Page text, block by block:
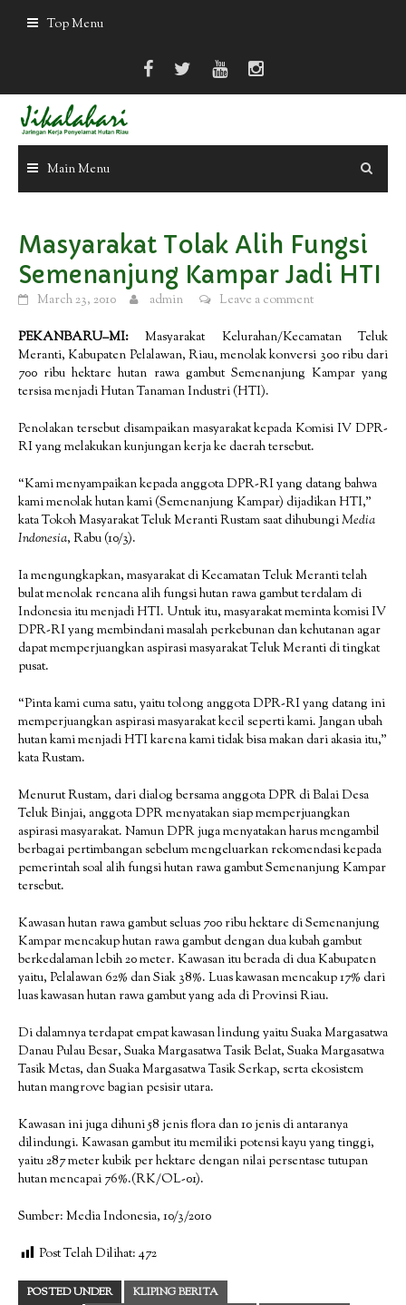
Top Menu
Main Menu
Masyarakat Tolak Alih Fungsi
Semenanjung Kampar Jadi HTI
March 23, 2010 admin Leave a comment
PEKANBARU–MI: Masyarakat Kelurahan/Kecamatan Teluk
Meranti, Kabupaten Pelalawan, Riau, menolak konversi 300 ribu dari
700 ribu hektare hutan rawa gambut Semenanjung Kampar yang
tersisa menjadi Hutan Tanaman Industri (HTI).
Penolakan tersebut disampaikan masyarakat kepada Komisi IV DPR-
RI yang melakukan kunjungan kerja ke daerah tersebut.
“Kami menyampaikan kepada anggota DPR-RI yang datang bahwa
kami menolak hutan kami (Semenanjung Kampar) dijadikan HTI,”
kata Tokoh Masyarakat Teluk Meranti Rustam saat dihubungiMedia
Indonesia, Rabu (10/3).
Ia mengungkapkan, masyarakat di Kecamatan Teluk Meranti telah
bulat menolak rencana alih fungsi hutan rawa gambut terdalam di
Indonesia itu menjadi HTI. Untuk itu, masyarakat meminta komisi IV
DPR-RI yang membindani masalah perkebunan dan kehutanan agar
dapat memperjuangkan aspirasi masyarakat Teluk Meranti di tingkat
pusat.
“Pinta kami cuma satu, yaitu tolong anggota DPR-RI yang datang ini
memperjuangkan aspirasi masyarakat kecil seperti kami. Jangan ubah
hutan kami menjadi HTI karena kami tidak bisa makan dari akasia itu,”
kata Rustam.
Menurut Rustam, dari dialog bersama anggota DPR di Balai Desa
Teluk Binjai, anggota DPR menyatakan siap memperjuangkan
aspirasi masyarakat. Namun DPR juga menyatakan harus mengambil
berbagai pertimbangan sebelum mengeluarkan rekomendasi kepada
pemerintah soal alih fungsi hutan rawa gambut Semenanjung Kampar
tersebut.
Kawasan hutan rawa gambut seluas 700 ribu hektare di Semenanjung
Kampar mencakup hutan rawa gambut dengan dua kubah gambut
berkedalaman lebih 20 meter. Kawasan itu berada di dua Kabupaten
yaitu, Pelalawan 62% dan Siak 38%. Luas kawasan mencakup 17% dari
luas kawasan hutan rawa gambut yang ada di Provinsi Riau.
Di dalamnya terdapat empat kawasan lindung yaitu Suaka Margasatwa
Danau Pulau Besar, Suaka Margasatwa Tasik Belat, Suaka Margasatwa
Tasik Metas, dan Suaka Margasatwa Tasik Serkap, serta ekosistem
hutan mangrove bagian pesisir utara.
Kawasan ini juga dihuni 58 jenis flora dan 10 jenis di antaranya
dilindungi. Kawasan gambut itu memiliki potensi kayu yang tinggi,
yaitu 287 meter kubik per hektare dengan nilai persentase tutupan
hutan mencapai 76%.(RK/OL-01).
Sumber: Media Indonesia, 10/3/2010
Post Telah Dilihat: 472
POSTED UNDER
KLIPING BERITA